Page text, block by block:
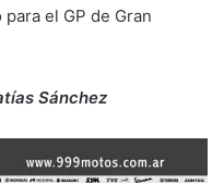
el GP de Gran
Sánchez